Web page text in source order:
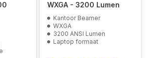
WXGA - 3200 Lumen
Kantoor Beamer
WXGA
3200 ANSI Lumen
Laptop formaat